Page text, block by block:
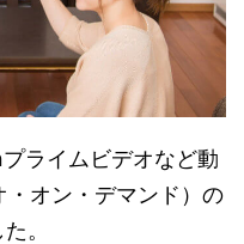
ライムビデオなど動
・オン・デマンド）の
。